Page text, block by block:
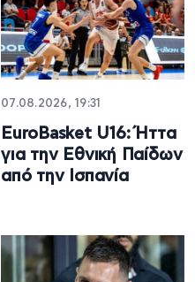
07.08.2026, 19:31
EuroBasket U16: Ήττα
για την Εθνική Παίδων
από την Ισπανία